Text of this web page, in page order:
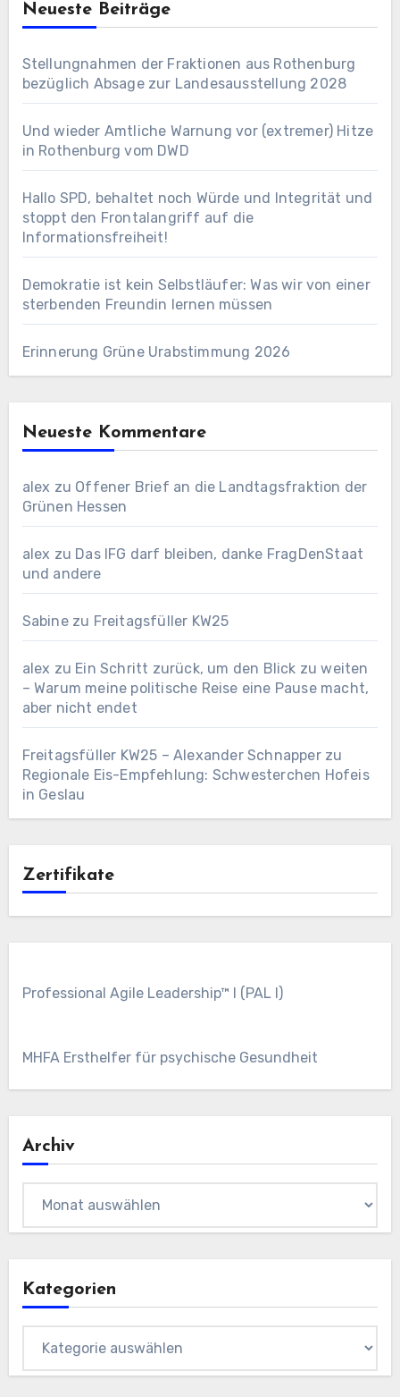
Neueste Beiträge
Stellungnahmen der Fraktionen aus Rothenburg
bezüglich Absage zur Landesausstellung 2028
Und wieder Amtliche Warnung vor (extremer) Hitze
in Rothenburg vom DWD
Hallo SPD, behaltet noch Würde und Integrität und
stoppt den Frontalangriff auf die
Informationsfreiheit!
Demokratie ist kein Selbstläufer: Was wir von einer
sterbenden Freundin lernen müssen
Erinnerung Grüne Urabstimmung 2026
Neueste Kommentare
alex zu Offener Brief an die Landtagsfraktion der
Grünen Hessen
alex zu Das IFG darf bleiben, danke FragDenStaat
und andere
Sabinezu Freitagsfüller KW25
alex zu Ein Schritt zurück, um den Blick zu weiten
– Warum meine politische Reise eine Pause macht,
aber nicht endet
Freitagsfüller KW25 – Alexander Schnapperzu
Regionale Eis-Empfehlung: Schwesterchen Hofeis
in Geslau
Zertifikate
Professional Agile Leadership™ I (PAL I)
MHFA Ersthelfer für psychische Gesundheit
Archiv
Kategorien